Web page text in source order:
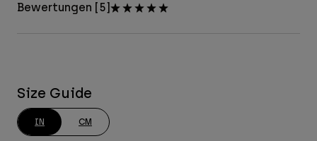
Bewertungen [5]
Size Guide
IN CM